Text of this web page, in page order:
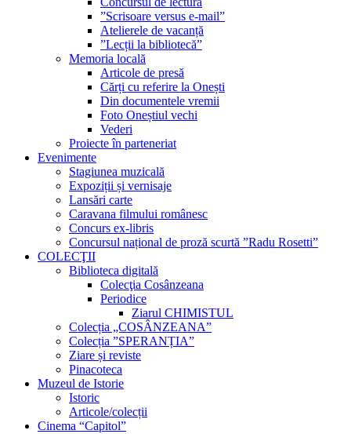
”Scrisoare versus e-mail”
Atelierele de vacanță
”Lecții la bibliotecă”
Memoria locală
Articole de presă
Cărți cu referire la Onești
Din documentele vremii
Foto Oneștiul vechi
Vederi
Proiecte în parteneriat
Evenimente
Stagiunea muzicală
Expoziții și vernisaje
Lansări carte
Caravana filmului românesc
Concurs ex-libris
Concursul național de proză scurtă ”Radu Rosetti”
COLECŢII
Biblioteca digitală
Colecţia Cosânzeana
Periodice
Ziarul CHIMISTUL
Colecția „COSÂNZEANA”
Colecția ”SPERANȚIA”
Ziare și reviste
Pinacoteca
Muzeul de Istorie
Istoric
Articole/colecții
Cinema “Capitol”